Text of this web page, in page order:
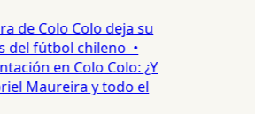
de Colo Colo deja su
del fútbol chileno •
en Colo Colo: ¿Y
Maureira y todo el